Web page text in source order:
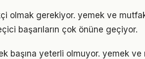
olmak gerekiyor. yemek ve
başarıların çok önüne geçiyor.
başına yeterli olmuyor. yemek ve